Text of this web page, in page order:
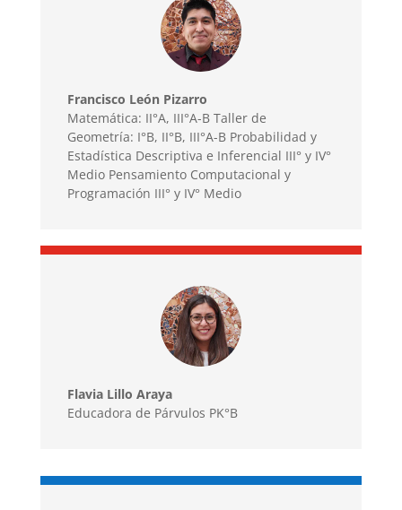
Francisco León Pizarro
Matemática: II°A, III°A-B Taller de
Geometría: I°B, II°B, III°A-B Probabilidad y
Estadística Descriptiva e Inferencial III° y IV°
Medio Pensamiento Computacional y
Programación III° y IV° Medio
Flavia Lillo Araya
Educadora de Párvulos PK°B